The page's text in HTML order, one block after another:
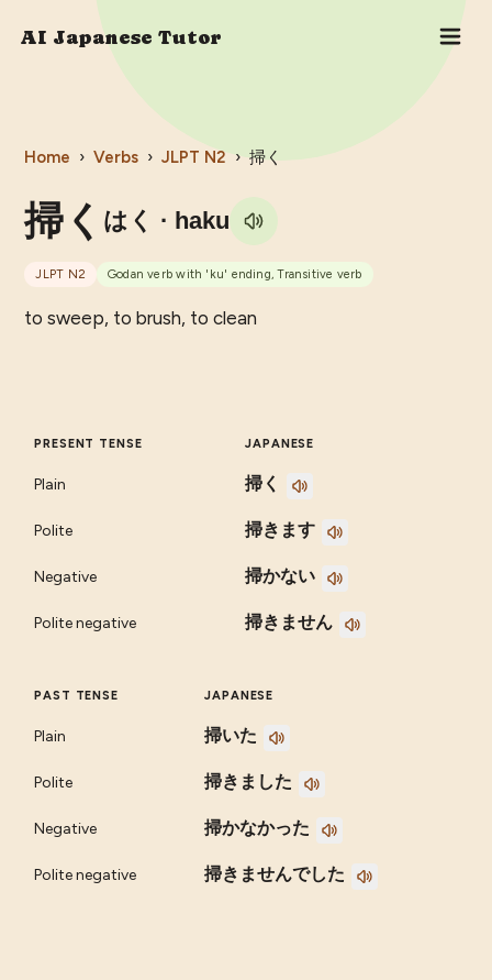
AI Japanese Tutor
Home › Verbs › JLPT N2 › 掃く
掃く はく · haku
JLPT N2 Godan verb with 'ku' ending, Transitive verb
to sweep, to brush, to clean
PRESENT TENSE JAPANESE
Plain 掃く
Polite 掃きます
Negative 掃かない
Polite negative 掃きません
PAST TENSE JAPANESE
Plain 掃いた
Polite 掃きました
Negative 掃かなかった
Polite negative 掃きませんでした